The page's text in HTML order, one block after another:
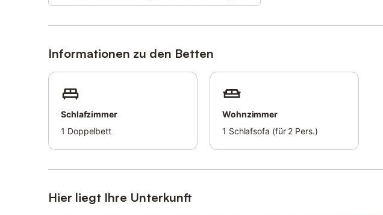
Informationen zu den Betten
Schlafzimmer
1 Doppelbett
Wohnzimmer
1 Schlafsofa (für 2 Pers.)
Hier liegt Ihre Unterkunft